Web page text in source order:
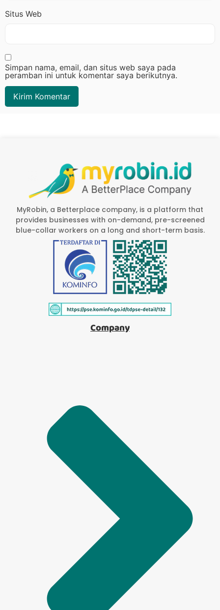
Situs Web
Simpan nama, email, dan situs web saya pada
peramban ini untuk komentar saya berikutnya.
MyRobin, a Betterplace company, is a platform that
provides businesses with on-demand, pre-screened
blue-collar workers on a long and short-term basis.
Company